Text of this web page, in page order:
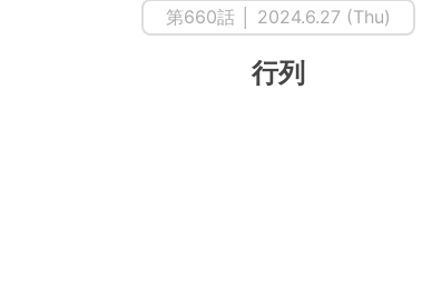
第660話 │ 2024.6.27 (Thu)
行列